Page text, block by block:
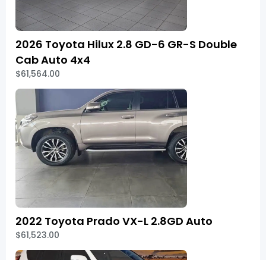
2026 Toyota Hilux 2.8 GD-6 GR-S Double
Cab Auto 4x4
$61,564.00
2022 Toyota Prado VX-L 2.8GD Auto
$61,523.00